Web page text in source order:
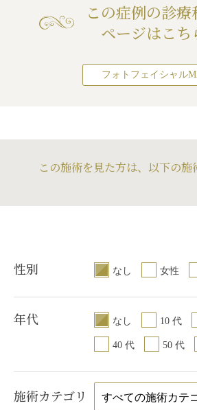
この症例の診療
ページはこち
フォトフェイシャル
この施術を見た方は、以下の
性別 なし 女性
年代 なし 10 代
40 代 50 代
施術カテゴリ